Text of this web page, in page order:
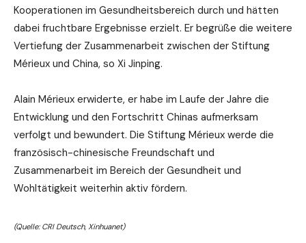
Kooperationen im Gesundheitsbereich durch und hätten
dabei fruchtbare Ergebnisse erzielt. Er begrüße die weitere
Vertiefung der Zusammenarbeit zwischen der Stiftung
Mérieux und China, so Xi Jinping.
Alain Mérieux erwiderte, er habe im Laufe der Jahre die
Entwicklung und den Fortschritt Chinas aufmerksam
verfolgt und bewundert. Die Stiftung Mérieux werde die
französisch-chinesische Freundschaft und
Zusammenarbeit im Bereich der Gesundheit und
Wohltätigkeit weiterhin aktiv fördern.
(Quelle: CRI Deutsch, Xinhuanet)